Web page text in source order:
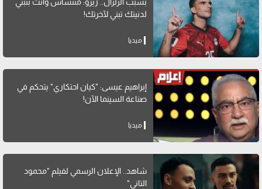
لدنيتك تبني لآخرتك!
ميديا
إبراهيم عيسى: "كيان احتكاري" يتحكم في
صناعة السينما الآن!
ميديا
شاهد.. الإعلان الرسمي لفيلم "محمود
التاني"